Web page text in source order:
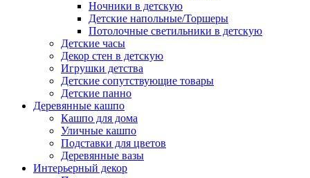
Ночники в детскую
Детские напольные/Торшеры
Потолочные светильники в детскую
Детские часы
Декор стен в детскую
Игрушки детства
Детские сопутствующие товары
Детские панно
Деревянные кашпо
Кашпо для дома
Уличные кашпо
Подставки для цветов
Деревянные вазы
Интерьерный декор